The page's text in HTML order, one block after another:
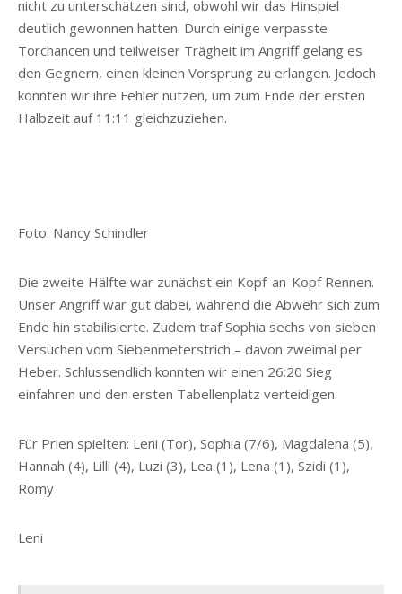
nicht zu unterschätzen sind, obwohl wir das Hinspiel
deutlich gewonnen hatten. Durch einige verpasste
Torchancen und teilweiser Trägheit im Angriff gelang es
den Gegnern, einen kleinen Vorsprung zu erlangen. Jedoch
konnten wir ihre Fehler nutzen, um zum Ende der ersten
Halbzeit auf 11:11 gleichzuziehen.
Foto: Nancy Schindler
Die zweite Hälfte war zunächst ein Kopf-an-Kopf Rennen.
Unser Angriff war gut dabei, während die Abwehr sich zum
Ende hin stabilisierte. Zudem traf Sophia sechs von sieben
Versuchen vom Siebenmeterstrich – davon zweimal per
Heber. Schlussendlich konnten wir einen 26:20 Sieg
einfahren und den ersten Tabellenplatz verteidigen.
Für Prien spielten: Leni (Tor), Sophia (7/6), Magdalena (5),
Hannah (4), Lilli (4), Luzi (3), Lea (1), Lena (1), Szidi (1),
Romy
Leni